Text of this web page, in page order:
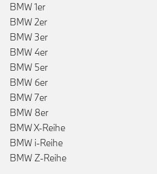
BMW 1er
BMW 2er
BMW 3er
BMW 4er
BMW 5er
BMW 6er
BMW 7er
BMW 8er
BMW X-Reihe
BMW i-Reihe
BMW Z-Reihe